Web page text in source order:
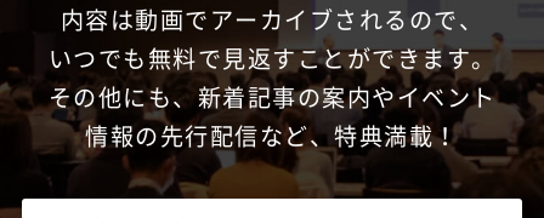
内容は動画でアーカイブされるので、
いつでも無料で見返すことができます。
その他にも、新着記事の案内やイベント
情報の先行配信など、特典満載！